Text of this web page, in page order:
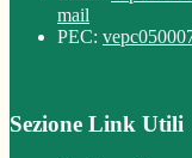
mail
PEC:
Sezione Link Utili